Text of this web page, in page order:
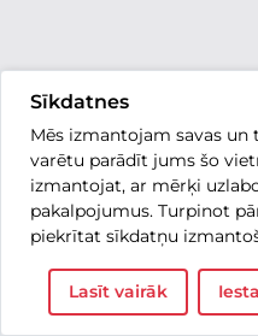
Sīkdatnes
Mēs izmantojam savas un
varētu parādīt jums šo
izmantojat, ar mērķi
pakalpojumus. Turpinot
piekrītat sīkdatņu
Lasīt vairāk